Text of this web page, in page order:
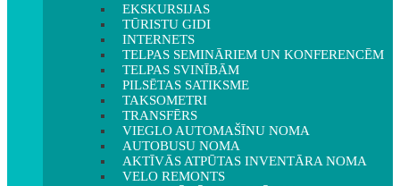
EKSKURSIJAS
TŪRISTU GIDI
INTERNETS
TELPAS SEMINĀRIEM UN KONFERENCĒM
TELPAS SVINĪBĀM
PILSĒTAS SATIKSME
TAKSOMETRI
TRANSFĒRS
VIEGLO AUTOMAŠĪNU NOMA
AUTOBUSU NOMA
AKTĪVĀS ATPŪTAS INVENTĀRA NOMA
VELO REMONTS